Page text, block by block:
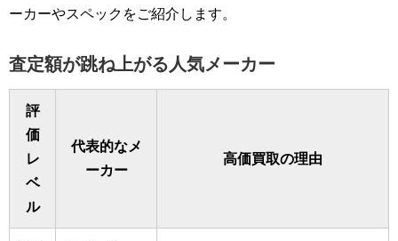
ーカーやスペックをご紹介します。
査定額が跳ね上がる人気メーカー
評
価
レ
ベ
ル
代表的なメ
ーカー
高価買取の理由